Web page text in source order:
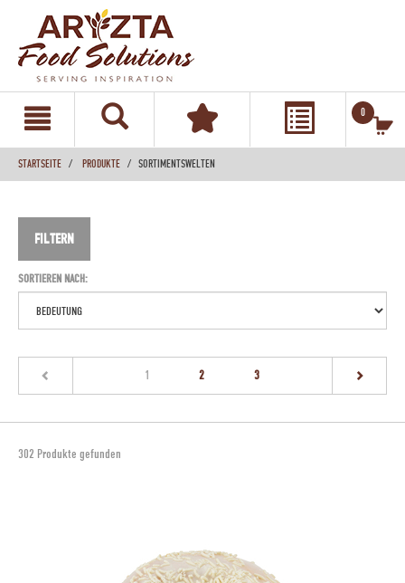
0
STARTSEITE PRODUKTE SORTIMENTSWELTEN
FILTERN
SORTIEREN NACH:
1 2 3
302 Produkte gefunden